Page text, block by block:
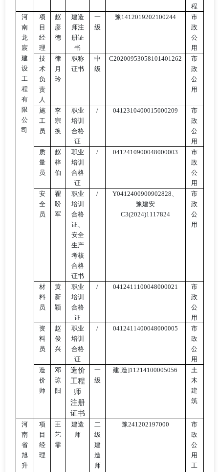
程
河
南
龙
宸
建
设
工
程
有
限
公
司
项
目
经
理
赵
彦
德
建造
师注
册证
书
一
级
豫1412019202100244
市
政
公
用
技
术
负
责
人
律
月
玲
职称
证书
中
级
C20200953058101401262
市
政
公
用
施
工
员
李
宗
换
职业
培训
合格
证
/ 0412310400015000209
市
政
公
用
质
量
员
赵
梓
伯
职业
培训
合格
证
/ 0412410900048000003
市
政
公
用
安
全
员
翟
盼
军
职业
培训
合格
证、
安全
生产
考核
合格
证书
/
Y0412400900902828、
豫建安
C3(2024)1117824
市
政
公
用
材
料
员
黄
新
颖
职业
培训
合格
证
/ 0412411100048000021
市
政
公
用
资
料
员
赵
俊
兴
职业
培训
合格
证
/ 0412411400048000005
市
政
公
用
造
价
师
邓
琼
阳
造价
工程
师
注册
证书
一
级
建[造]11214100005056
土
木
建
筑
河
南
省
旭
升
项
目
经
理
王
艺
霏
建造
师
二
级
建
造
师
豫241202197000
市
政
公
用
工